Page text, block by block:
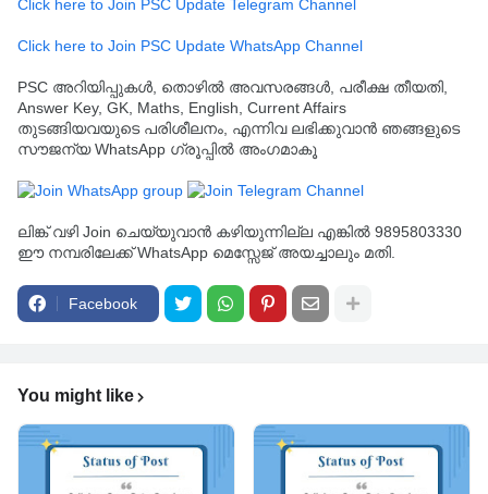
Click here to Join PSC Update Telegram Channel
Click here to Join PSC Update WhatsApp Channel
PSC അറിയിപ്പുകൾ, തൊഴിൽ അവസരങ്ങൾ, പരീക്ഷ തീയതി,
Answer Key, GK, Maths, English, Current Affairs
തുടങ്ങിയവയുടെ പരിശീലനം, എന്നിവ ലഭിക്കുവാൻ ഞങ്ങളുടെ
സൗജന്യ WhatsApp ഗ്രൂപ്പിൽ അംഗമാകൂ
ലിങ്ക് വഴി Join ചെയ്യുവാൻ കഴിയുന്നില്ല എങ്കിൽ 9895803330
ഈ നമ്പരിലേക്ക് WhatsApp മെസ്സേജ് അയച്ചാലും മതി.
Facebook
You might like